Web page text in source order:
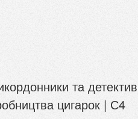
та
цигарок | С4